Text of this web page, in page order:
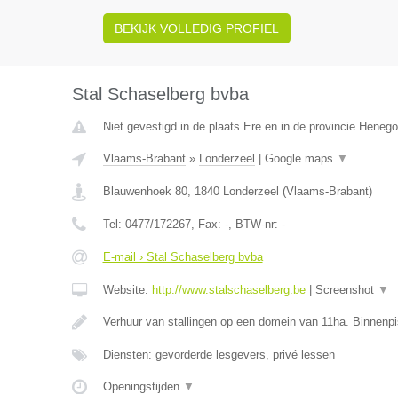
BEKIJK VOLLEDIG PROFIEL
Stal Schaselberg bvba
Niet gevestigd in de plaats Ere en in de provincie
Vlaams-Brabant» Londerzeel Google maps ▼
Blauwenhoek 80, 1840 Londerzeel (Vlaams-Brabant)
Tel: 0477/172267, Fax: -, BTW-nr: -
E-mail › Stal Schaselberg bvba
Website: http://www.stalschaselberg.be| Screenshot ▼
Verhuur van stallingen op een domein van 11ha.
Diensten: gevorderde lesgevers, privé lessen
Openingstijden ▼